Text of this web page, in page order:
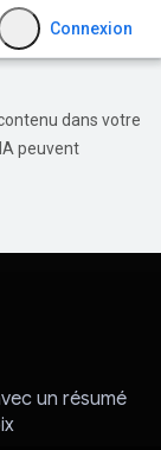
Connexion
dans votre
peuvent
un résumé